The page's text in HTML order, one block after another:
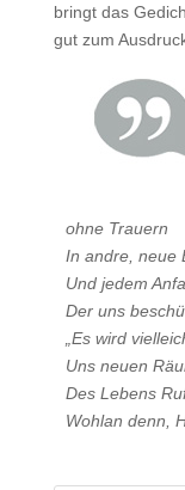
bringt das
gut zum
ohne Trauern
In andre, neue
Und jedem
Der uns
„Es wird
Uns neuen
Des Lebens
Wohlan denn,